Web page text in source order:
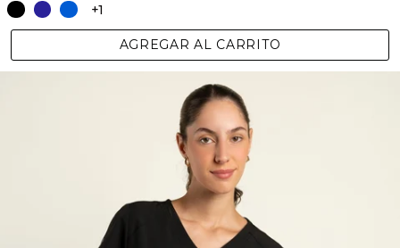
+1
AGREGAR AL CARRITO